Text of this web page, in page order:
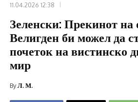
11.04.2026 12:38
Зеленски: Прекинот на
Велигден би можел да
почеток на вистинско
мир
ByЛ. М.